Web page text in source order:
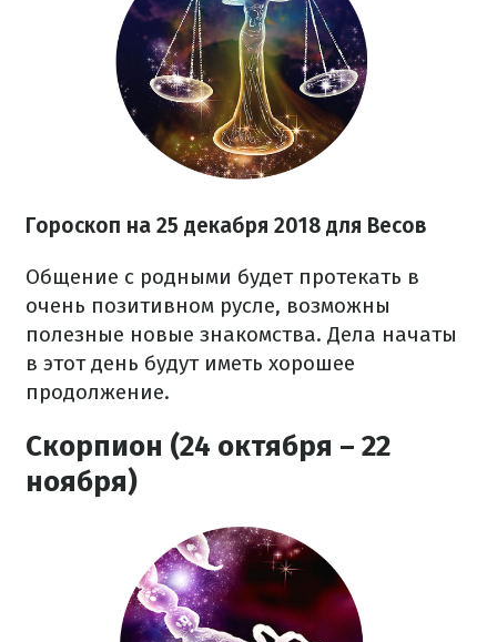
Гороскоп на 25 декабря 2018 для Весов
Общение с родными будет протекать в
очень позитивном русле, возможны
полезные новые знакомства. Дела начаты
в этот день будут иметь хорошее
продолжение.
Скорпион (24 октября – 22
ноября)